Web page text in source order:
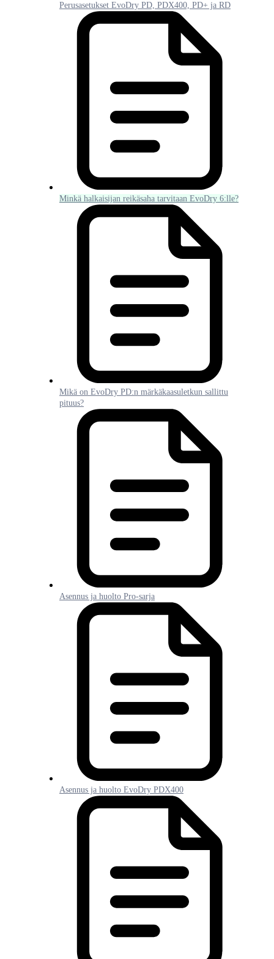
Perusasetukset EvoDry PD, PDX400, PD+ ja RD
Minkä halkaisijan reikäsaha tarvitaan EvoDry 6:lle?
Mikä on EvoDry PD:n märkäkaasuletkun sallittu
pituus?
Asennus ja huolto Pro-sarja
Asennus ja huolto EvoDry PDX400